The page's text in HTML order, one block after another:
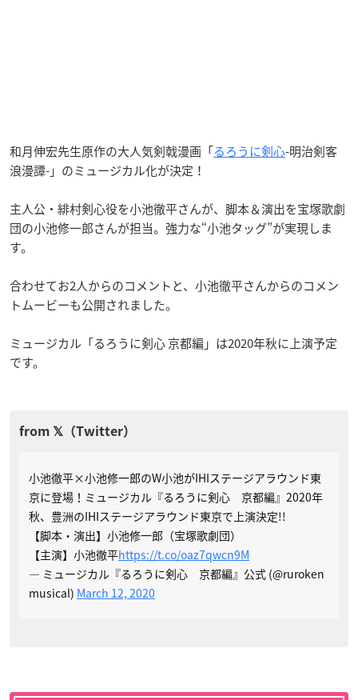
和月伸宏先生原作の大人気剣戟漫画「るろうに剣心-明治剣客
浪漫譚-」のミュージカル化が決定！
主人公・緋村剣心役を小池徹平さんが、脚本＆演出を宝塚歌劇
団の小池修一郎さんが担当。強力な“小池タッグ”が実現しま
す。
合わせてお2人からのコメントと、小池徹平さんからのコメン
トムービーも公開されました。
ミュージカル「るろうに剣心 京都編」は2020年秋に上演予定
です。
小池徹平×小池修一郎のW小池がIHIステージアラウンド東
京に登場！ミュージカル『るろうに剣心 京都編』2020年
秋、豊洲のIHIステージアラウンド東京で上演決定!!
【脚本・演出】小池修一郎（宝塚歌劇団）
【主演】小池徹平https://t.co/oaz7qwcn9M
— ミュージカル『るろうに剣心 京都編』公式 (@ruroken
musical) March 12, 2020